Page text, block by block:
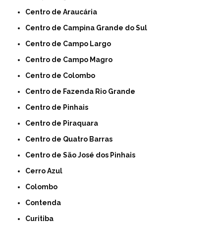
Centro de Araucária
Centro de Campina Grande do Sul
Centro de Campo Largo
Centro de Campo Magro
Centro de Colombo
Centro de Fazenda Rio Grande
Centro de Pinhais
Centro de Piraquara
Centro de Quatro Barras
Centro de São José dos Pinhais
Cerro Azul
Colombo
Contenda
Curitiba